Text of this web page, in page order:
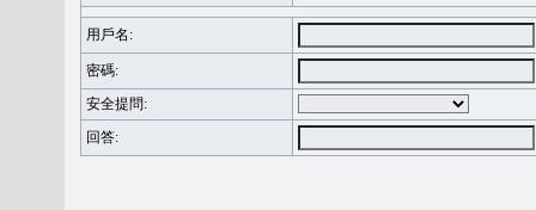
用戶名:
密碼:
安全提問:
回答: